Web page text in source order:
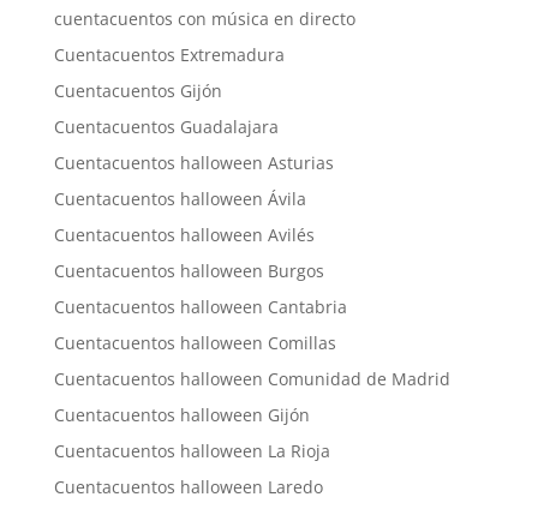
cuentacuentos con música en directo
Cuentacuentos Extremadura
Cuentacuentos Gijón
Cuentacuentos Guadalajara
Cuentacuentos halloween Asturias
Cuentacuentos halloween Ávila
Cuentacuentos halloween Avilés
Cuentacuentos halloween Burgos
Cuentacuentos halloween Cantabria
Cuentacuentos halloween Comillas
Cuentacuentos halloween Comunidad de Madrid
Cuentacuentos halloween Gijón
Cuentacuentos halloween La Rioja
Cuentacuentos halloween Laredo